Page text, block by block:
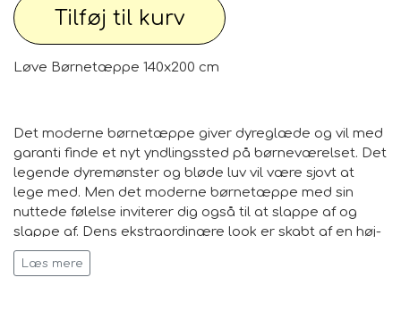
Tilføj til kurv
Løve Børnetæppe 140x200 cm
Det moderne børnetæppe giver dyreglæde og vil med
garanti finde et nyt yndlingssted på børneværelset. Det
legende dyremønster og bløde luv vil være sjovt at
lege med. Men det moderne børnetæppe med sin
nuttede følelse inviterer dig også til at slappe af og
slappe af. Dens ekstraordinære look er skabt af en høj-
lav effekt. Det integrerede kontursnit gør det muntre
dyremotiv levende. Derudover har børnetæppet den
Læs mere